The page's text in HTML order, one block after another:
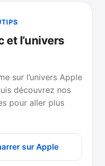
et l’univers
sur l’univers Apple
découvrez nos
pour aller plus
sur Apple